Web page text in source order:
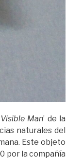
Man’ de la
naturales del
Este objeto
por la compañía